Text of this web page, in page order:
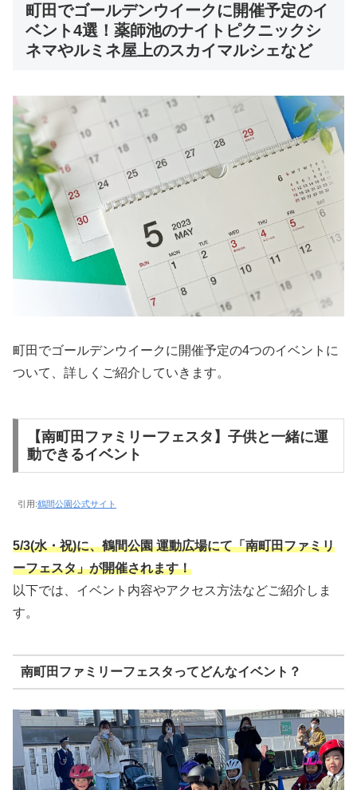
町田でゴールデンウイークに開催予定のイ
ベント4選！薬師池のナイトピクニックシ
ネマやルミネ屋上のスカイマルシェなど
町田でゴールデンウイークに開催予定の4つのイベントに
ついて、詳しくご紹介していきます。
【南町田ファミリーフェスタ】子供と一緒に運
動できるイベント
引用:鶴間公園公式サイト
5/3(水・祝)に、鶴間公園 運動広場にて「南町田ファミリ
ーフェスタ」が開催されます！
以下では、イベント内容やアクセス方法などご紹介しま
す。
南町田ファミリーフェスタってどんなイベント？